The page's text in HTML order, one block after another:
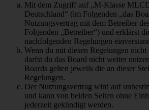
Mit dem Zugriff auf „M-Klasse
Deutschland“ (im Folgenden „das
Nutzungsvertrag mit dem Betreiber
Folgenden „Betreiber“) und erklärst
nachfolgenden Regelungen
Wenn du mit diesen Regelungen nicht
darfst du das Board nicht weiter
Boards gelten jeweils die an dieser
Regelungen.
Der Nutzungsvertrag wird auf
und kann von beiden Seiten ohne
jederzeit gekündigt werden.